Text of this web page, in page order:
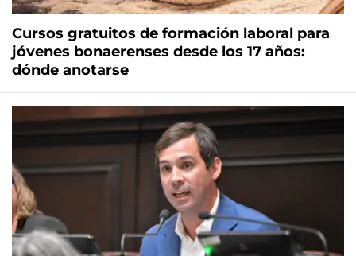
Cursos gratuitos de formación laboral para
jóvenes bonaerenses desde los 17 años:
dónde anotarse